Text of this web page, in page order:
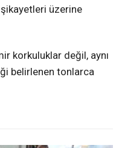
üzerine
korkuluklar değil, aynı
belirlenen tonlarca